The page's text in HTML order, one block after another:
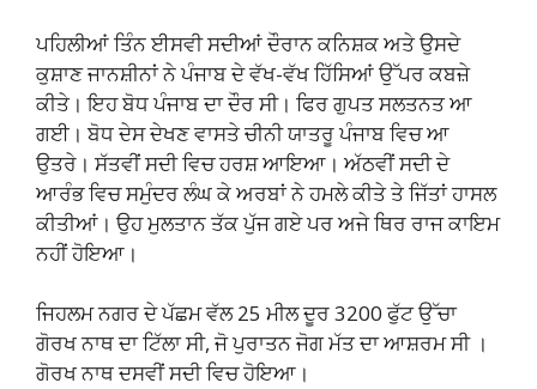
ਪਹਿਲੀਆਂ ਤਿੰਨ ਈਸਵੀ ਸਦੀਆਂ ਦੌਰਾਨ ਕਨਿਸ਼ਕ ਅਤੇ ਉਸਦੇ
ਕੁਸ਼ਾਣ ਜਾਨਸ਼ੀਨਾਂ ਨੇ ਪੰਜਾਬ ਦੇ ਵੱਖ-ਵੱਖ ਹਿੱਸਿਆਂ ਉੱਪਰ ਕਬਜ਼ੇ
ਕੀਤੇ। ਇਹ ਬੋਧ ਪੰਜਾਬ ਦਾ ਦੌਰ ਸੀ। ਫਿਰ ਗੁਪਤ ਸਲਤਨਤ ਆ
ਗਈ। ਬੋਧ ਦੇਸ ਦੇਖਣ ਵਾਸਤੇ ਚੀਨੀ ਯਾਤਰੂ ਪੰਜਾਬ ਵਿਚ ਆ
ਉਤਰੇ। ਸੱਤਵੀਂ ਸਦੀ ਵਿਚ ਹਰਸ਼ ਆਇਆ। ਅੱਠਵੀਂ ਸਦੀ ਦੇ
ਆਰੰਭ ਵਿਚ ਸਮੁੰਦਰ ਲੰਘ ਕੇ ਅਰਬਾਂ ਨੇ ਹਮਲੇ ਕੀਤੇ ਤੇ ਜਿੱਤਾਂ ਹਾਸਲ
ਕੀਤੀਆਂ। ਉਹ ਮੁਲਤਾਨ ਤੱਕ ਪੁੱਜ ਗਏ ਪਰ ਅਜੇ ਥਿਰ ਰਾਜ ਕਾਇਮ
ਨਹੀਂ ਹੋਇਆ।
ਜਿਹਲਮ ਨਗਰ ਦੇ ਪੱਛਮ ਵੱਲ 25 ਮੀਲ ਦੂਰ 3200 ਫੁੱਟ ਉੱਚਾ
ਗੋਰਖ ਨਾਥ ਦਾ ਟਿੱਲਾ ਸੀ, ਜੋ ਪੁਰਾਤਨ ਜੋਗ ਮੱਤ ਦਾ ਆਸ਼ਰਮ ਸੀ ।
ਗੋਰਖ ਨਾਥ ਦਸਵੀਂ ਸਦੀ ਵਿਚ ਹੋਇਆ।